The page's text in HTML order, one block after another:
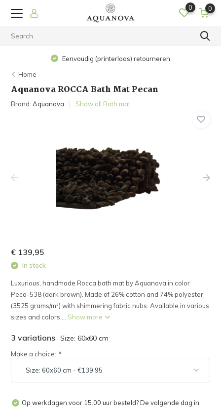
0 0
Eenvoudig (printerloos) retourneren
Home
Aquanova ROCCA Bath Mat Pecan
Brand:Aquanova Show all Bath mat
€ 139,95
In stock
Luxurious, handmade Rocca bath mat by Aquanova in color
Peca-538 (dark brown). Made of 26% cotton and 74% polyester
(3525 grams/m²) with shimmering fabric nubs. Available in various
sizes and colors.... Show more
3 variations Size: 60x60 cm
Make a choice: *
Op werkdagen voor 15.00 uur besteld? De volgende dag in